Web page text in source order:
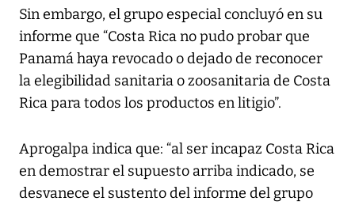
Sin embargo, el grupo especial concluyó en su
informe que “Costa Rica no pudo probar que
Panamá haya revocado o dejado de reconocer
la elegibilidad sanitaria o zoosanitaria de Costa
Rica para todos los productos en litigio”.
Aprogalpa indica que: “al ser incapaz Costa Rica
en demostrar el supuesto arriba indicado, se
desvanece el sustento del informe del grupo